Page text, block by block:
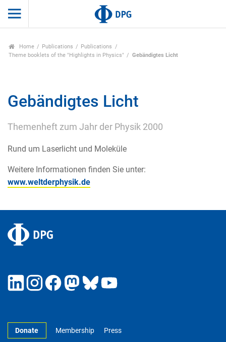
Home Publications
Publications
Theme booklets of the "Highlights in Physics"
Gebändigtes Licht
Gebändigtes Licht
Themenheft zum Jahr der Physik 2000
Rund um Laserlicht und Moleküle
Weitere Informationen finden Sie unter:
www.weltderphysik.de
Donate Membership Press